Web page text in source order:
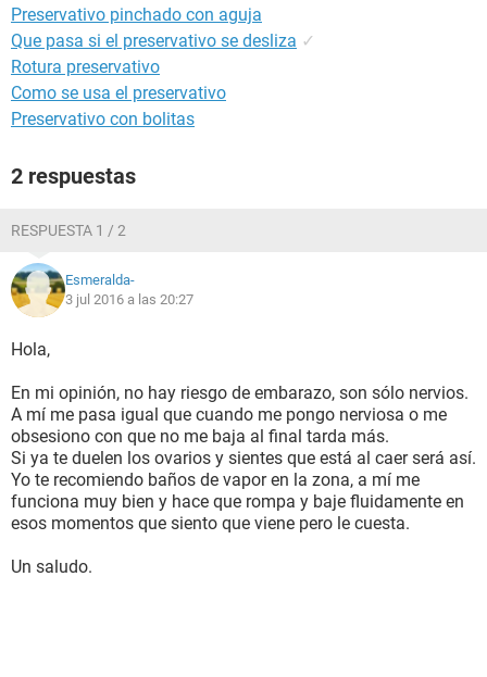
Preservativo pinchado con aguja
Que pasa si el preservativo se desliza ✓
Rotura preservativo
Como se usa el preservativo
Preservativo con bolitas
2 respuestas
RESPUESTA 1 / 2
Esmeralda-
3 jul 2016 a las 20:27
Hola,
En mi opinión, no hay riesgo de embarazo, son sólo nervios.
A mí me pasa igual que cuando me pongo nerviosa o me
obsesiono con que no me baja al final tarda más.
Si ya te duelen los ovarios y sientes que está al caer será así.
Yo te recomiendo baños de vapor en la zona, a mí me
funciona muy bien y hace que rompa y baje fluidamente en
esos momentos que siento que viene pero le cuesta.
Un saludo.